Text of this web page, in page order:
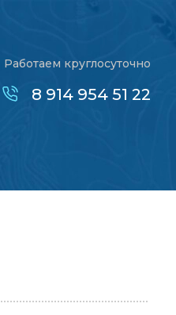
Работаем круглосуточно
8 914 954 51 22